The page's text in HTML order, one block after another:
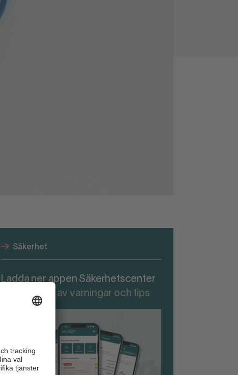
Säkerhet
Ladda ner appen Säkerhetscenter
för att ta del av varningar och tips